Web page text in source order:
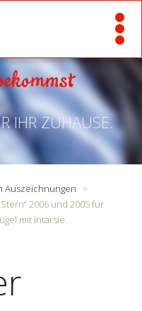
IHR ZUHAUSE.
Auszeichnungen
2006 und 2005 für
mit Intarsie.